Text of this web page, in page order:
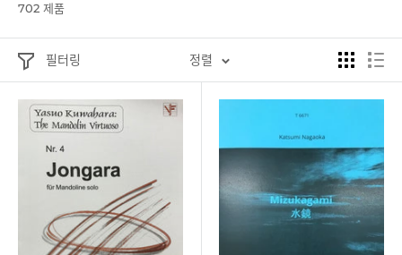
702 제품
필터링 정렬